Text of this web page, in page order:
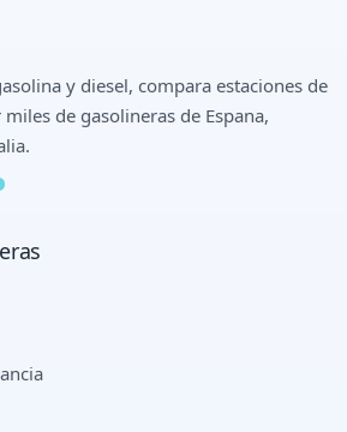
y diesel, compara estaciones de
de gasolineras de Espana,